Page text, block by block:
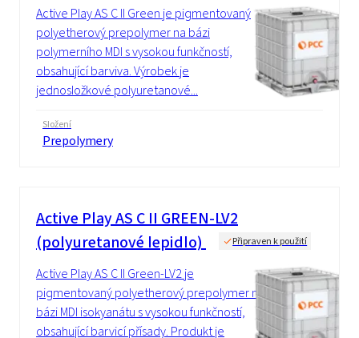
Active Play AS C II Green je pigmentovaný
polyetherový prepolymer na bázi
polymerního MDI s vysokou funkčností,
obsahující barviva. Výrobek je
jednosložkové polyuretanové...
Složení
Prepolymery
Active Play AS C II GREEN-LV2
(polyuretanové lepidlo)
Připraven k použití
Active Play AS C II Green-LV2 je
pigmentovaný polyetherový prepolymer na
bázi MDI isokyanátu s vysokou funkčností,
obsahující barvicí přísady. Produkt je